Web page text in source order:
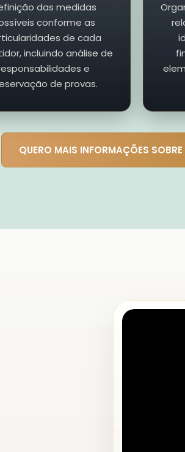
das medidas
conforme as
de cada
incluindo análise de
e
de provas.
QUERO MAIS INFORMAÇÕES SOBRE